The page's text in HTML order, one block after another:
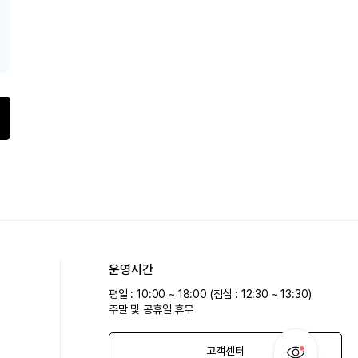
운영시간
평일 : 10:00 ~ 18:00 (점심 : 12:30 ~ 13:30)
주말 및 공휴일 휴무
고객센터